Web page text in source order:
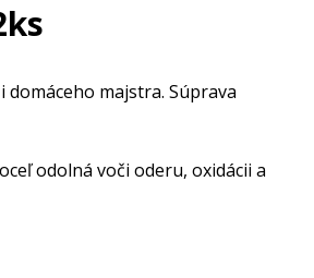
majstra. Súprava
odolná voči oderu, oxidácii a